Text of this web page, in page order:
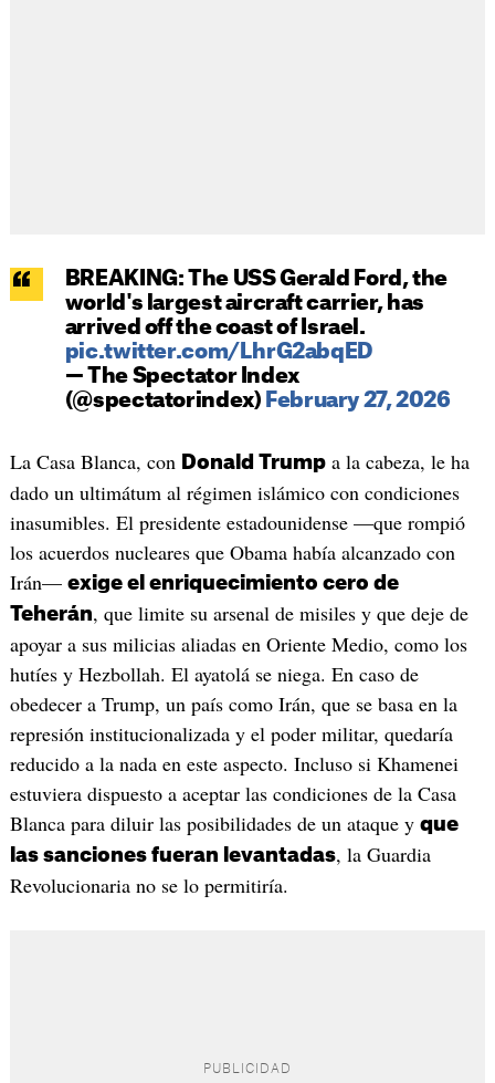
BREAKING: The USS Gerald Ford, the
world's largest aircraft carrier, has
arrived off the coast of Israel.
pic.twitter.com/LhrG2abqED
— The Spectator Index
(@spectatorindex) February 27, 2026
La Casa Blanca, con Donald Trumpa la cabeza, le ha
dado un ultimátum al régimen islámico con condiciones
inasumibles. El presidente estadounidense —que rompió
los acuerdos nucleares que Obama había alcanzado con
Irán— exige el enriquecimiento cero de
Teherán, que limite su arsenal de misiles y que deje de
apoyar a sus milicias aliadas en Oriente Medio, como los
hutíes y Hezbollah. El ayatolá se niega. En caso de
obedecer a Trump, un país como Irán, que se basa en la
represión institucionalizada y el poder militar, quedaría
reducido a la nada en este aspecto. Incluso si Khamenei
estuviera dispuesto a aceptar las condiciones de la Casa
Blanca para diluir las posibilidades de un ataque y que
las sanciones fueran levantadas, la Guardia
Revolucionaria no se lo permitiría.